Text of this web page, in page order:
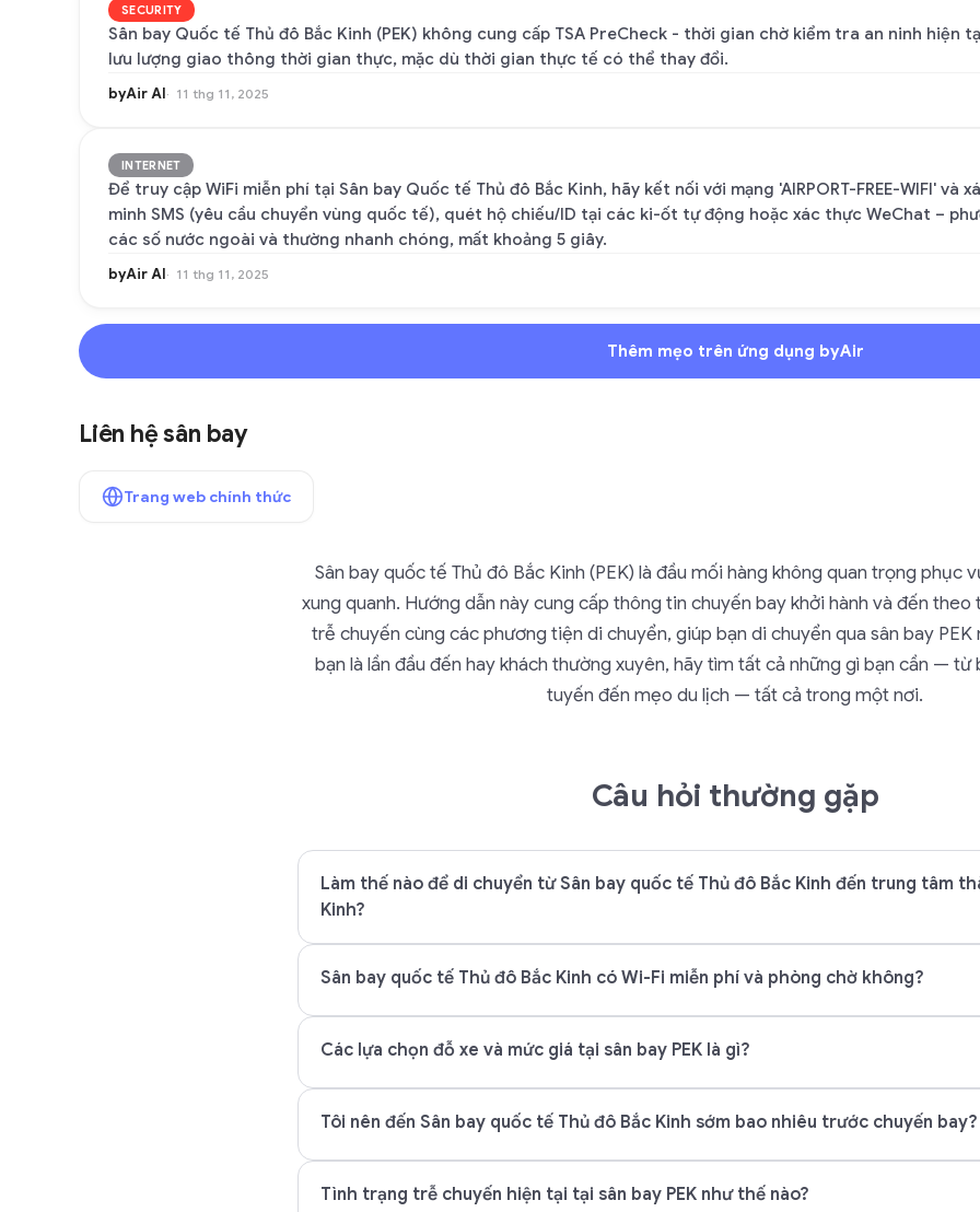
SECURITY
Sân bay Quốc tế Thủ đô Bắc Kinh (PEK) không cung cấp TSA PreCheck - thời gian chờ kiểm tra an ninh
lưu lượng giao thông thời gian thực, mặc dù thời gian thực tế có thể thay đổi.
byAir AI 11 thg 11, 2025
INTERNET
Để truy cập WiFi miễn phí tại Sân bay Quốc tế Thủ đô Bắc Kinh, hãy kết nối với mạng 'AIRPORT-FREE-WIFI'
minh SMS (yêu cầu chuyển vùng quốc tế), quét hộ chiếu/ID tại các ki-ốt tự động hoặc xác thực WeChat –
các số nước ngoài và thường nhanh chóng, mất khoảng 5 giây.
byAir AI 11 thg 11, 2025
Thêm mẹo trên ứng dụng byAir
Liên hệ sân bay
Trang web chính thức
Sân bay quốc tế Thủ đô Bắc Kinh (PEK) là đầu mối hàng không quan trọng phục
xung quanh. Hướng dẫn này cung cấp thông tin chuyến bay khởi hành và đến
trễ chuyến cùng các phương tiện di chuyển, giúp bạn di chuyển qua sân bay
bạn là lần đầu đến hay khách thường xuyên, hãy tìm tất cả những gì bạn cần —
tuyến đến mẹo du lịch — tất cả trong một nơi.
Câu hỏi thường gặp
Làm thế nào để di chuyển từ Sân bay quốc tế Thủ đô Bắc Kinh đến trung tâm
Kinh?
Sân bay quốc tế Thủ đô Bắc Kinh có Wi-Fi miễn phí và phòng chờ không?
Các lựa chọn đỗ xe và mức giá tại sân bay PEK là gì?
Tôi nên đến Sân bay quốc tế Thủ đô Bắc Kinh sớm bao nhiêu trước chuyến bay?
Tình trạng trễ chuyến hiện tại tại sân bay PEK như thế nào?